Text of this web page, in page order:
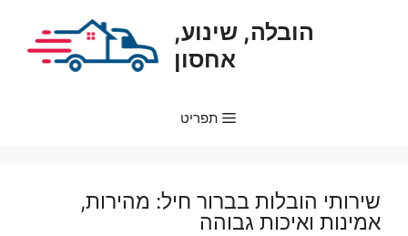
הובלה, שינוע,
אחסון
תפריט
שירותי הובלות בברור חיל: מהירות,
אמינות ואיכות גבוהה